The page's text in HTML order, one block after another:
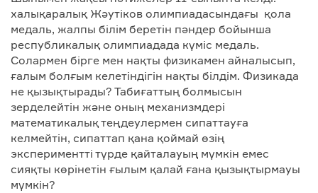
халықаралық Жәутіков олимпиадасындағы қола
медаль, жалпы білім беретін пәндер бойынша
республикалық олимпиадада күміс медаль.
Солармен бірге мен нақты физикамен айналысып,
ғалым болғым келетіндігін нақты білдім. Физикада
не қызықтырады? Табиғаттың болмысын
зерделейтін және оның механизмдері
математикалық теңдеулермен сипаттауға
келмейтін, сипаттап қана қоймай өзің
экспериментті түрде қайталауың мүмкін емес
сияқты көрінетін ғылым қалай ғана қызықтырмауы
мүмкін?